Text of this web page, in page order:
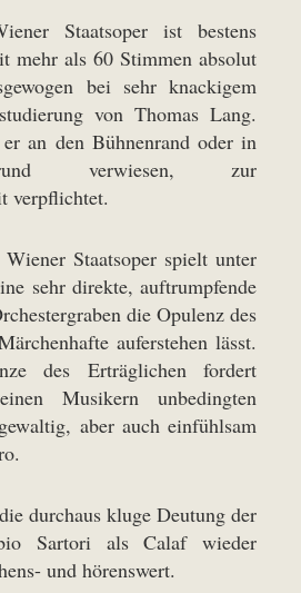
Staatsoper ist bestens
mehr als 60 Stimmen absolut
bei sehr knackigem
von Thomas Lang.
an den Bühnenrand oder in
verwiesen, zur
verpflichtet.
Staatsoper spielt unter
sehr direkte, auftrumpfende
die Opulenz des
auferstehen lässt.
des Erträglichen fordert
Musikern unbedingten
aber auch einfühlsam
durchaus kluge Deutung der
Sartori als Calaf wieder
und hörenswert.